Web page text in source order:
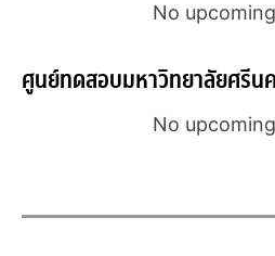
No
ศูนย์ทดสอบมหาวิทยาลัยศรีน
No